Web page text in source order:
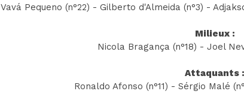
Vavá Pequeno (n°22) - Gilberto d'Almeida (n°3) -
Milieux :
Nicola Bragança (n°18) - Joel
Attaquants :
Ronaldo Afonso (n°11) - Sérgio Malé